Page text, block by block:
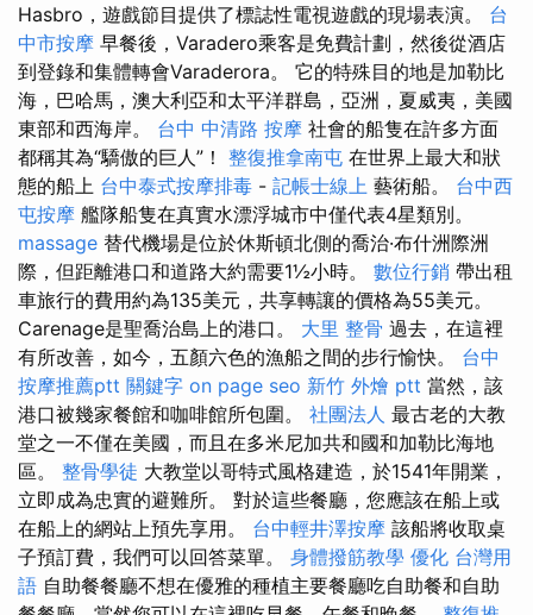
Hasbro，遊戲節目提供了標誌性電視遊戲的現場表演。 台
中市按摩 早餐後，Varadero乘客是免費計劃，然後從酒店
到登錄和集體轉會Varaderora。 它的特殊目的地是加勒比
海，巴哈馬，澳大利亞和太平洋群島，亞洲，夏威夷，美國
東部和西海岸。 台中 中清路 按摩 社會的船隻在許多方面
都稱其為“驕傲的巨人”！ 整復推拿南屯 在世界上最大和狀
態的船上 台中泰式按摩排毒 - 記帳士線上 藝術船。 台中西
屯按摩 艦隊船隻在真實水漂浮城市中僅代表4星類別。
massage 替代機場是位於休斯頓北側的喬治·布什洲際洲
際，但距離港口和道路大約需要1½小時。 數位行銷 帶出租
車旅行的費用約為135美元，共享轉讓的價格為55美元。
Carenage是聖喬治島上的港口。 大里 整骨 過去，在這裡
有所改善，如今，五顏六色的漁船之間的步行愉快。 台中
按摩推薦ptt 關鍵字 on page seo 新竹 外燴 ptt 當然，該
港口被幾家餐館和咖啡館所包圍。 社團法人 最古老的大教
堂之一不僅在美國，而且在多米尼加共和國和加勒比海地
區。 整骨學徒 大教堂以哥特式風格建造，於1541年開業，
立即成為忠實的避難所。 對於這些餐廳，您應該在船上或
在船上的網站上預先享用。 台中輕井澤按摩 該船將收取桌
子預訂費，我們可以回答菜單。 身體撥筋教學 優化 台灣用
語 自助餐餐廳不想在優雅的種植主要餐廳吃自助餐和自助